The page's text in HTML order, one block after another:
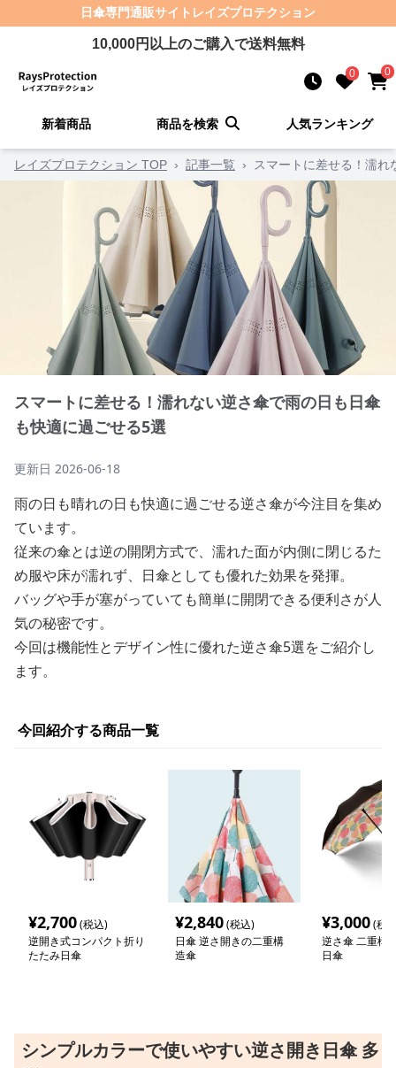
日傘専門通販サイト レイズプロテクション
10,000円以上のご購入で送料無料
0 0
新着商品 商品を検索 人気ランキング
レイズプロテクション TOP › 記事一覧 › スマートに差せる！濡
スマートに差せる！濡れない逆さ傘で雨の日も日傘
も快適に過ごせる5選
更新日 2026-06-18
雨の日も晴れの日も快適に過ごせる逆さ傘が今注目を集め
ています。
従来の傘とは逆の開閉方式で、濡れた面が内側に閉じるた
め服や床が濡れず、日傘としても優れた効果を発揮。
バッグや手が塞がっていても簡単に開閉できる便利さが人
気の秘密です。
今回は機能性とデザイン性に優れた逆さ傘5選をご紹介し
ます。
今回紹介する商品一覧
¥2,700(税込)
逆開き式コンパクト折り
たたみ日傘
¥2,840(税込)
日傘 逆さ開きの二重構
造傘
¥3,000(税
逆さ傘 二重構
日傘
シンプルカラーで使いやすい逆さ開き日傘 多